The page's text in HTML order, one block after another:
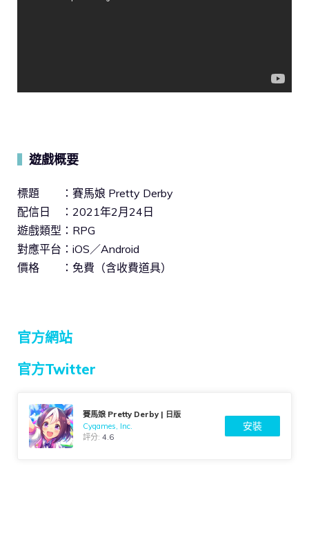
遊戲概要
標題 ：賽馬娘 Pretty Derby
配信日 ：2021年2月24日
遊戲類型：RPG
對應平台：iOS／Android
價格 ：免費（含收費道具）
官方網站
官方Twitter
賽馬娘 Pretty Derby | 日版
Cygames, Inc.
評分:4.6
安裝